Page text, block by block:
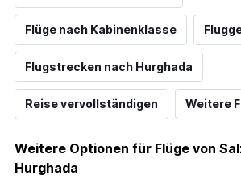
Flüge nach Kabinenklasse
Flugstrecken nach Hurghada
Reise vervollständigen Weitere
Weitere Optionen für Flüge von
Hurghada